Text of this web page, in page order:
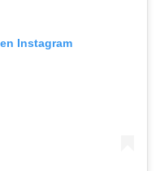
Instagram